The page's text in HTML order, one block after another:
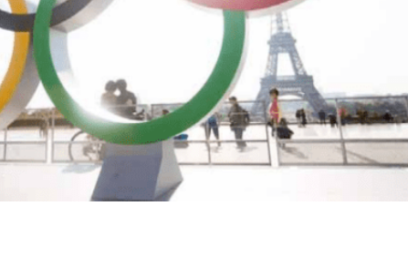
Abteilungen
Schwimmen
Freiwasserschwimmen
Wasserspringen
Wasserball
Synchronschwimmen
Masterssport